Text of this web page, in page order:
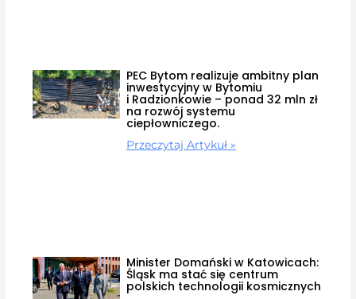
PEC Bytom realizuje ambitny plan
inwestycyjny w Bytomiu
i Radzionkowie – ponad 32 mln zł
na rozwój systemu
ciepłowniczego.
Przeczytaj Artykuł »
Minister Domański w Katowicach:
Śląsk ma stać się centrum
polskich technologii kosmicznych